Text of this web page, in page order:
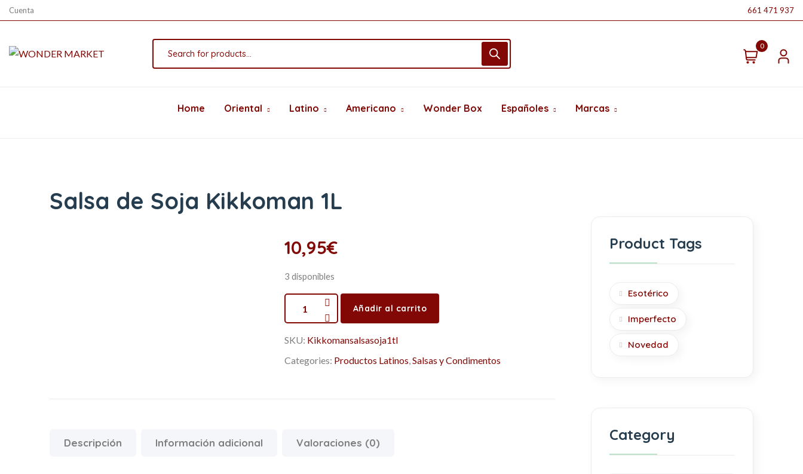
Cuenta 661 471 937
0
Home Oriental Latino Americano Wonder Box Españoles Marcas
Salsa de Soja Kikkoman 1L
10,95€
3 disponibles
Añadir al carrito
SKU: Kikkomansalsasoja1tl
Categories: Productos Latinos,Salsas y Condimentos
Descripción Información adicional Valoraciones (0)
Product Tags
Esotérico
Imperfecto
Novedad
Category